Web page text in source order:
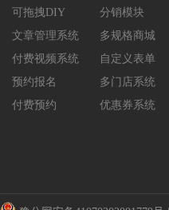
可拖拽DIY
分销模块
文章管理系统
多规格商城
付费视频系统
自定义表单
预约报名
多门店系统
付费预约
优惠券系统